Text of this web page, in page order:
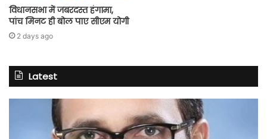
विधानसभा में जबरदस्त हंगामा,
पांच मिनट ही बोल पाए सीएम योगी
2 days ago
Latest